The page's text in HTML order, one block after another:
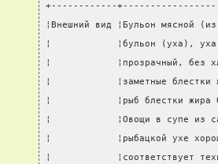
+------------
¦Внешний вид ¦Бульон мясной
¦            ¦бульон (уха), уха
¦            ¦прозрачный, без
¦            ¦заметные блестки
¦            ¦рыб блестки
¦            ¦Овощи в супе из
¦            ¦рыбацкой ухе
¦            ¦соответствует